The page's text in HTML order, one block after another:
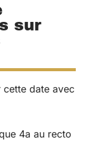
sur
cette date avec
4a au recto